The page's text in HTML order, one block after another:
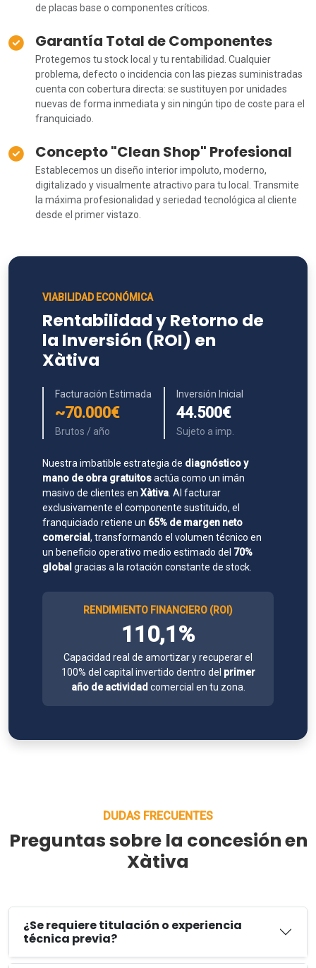
de placas base o componentes críticos.
Garantía Total de Componentes
Protegemos tu stock local y tu rentabilidad. Cualquier
problema, defecto o incidencia con las piezas suministradas
cuenta con cobertura directa: se sustituyen por unidades
nuevas de forma inmediata y sin ningún tipo de coste para el
franquiciado.
Concepto "Clean Shop" Profesional
Establecemos un diseño interior impoluto, moderno,
digitalizado y visualmente atractivo para tu local. Transmite
la máxima profesionalidad y seriedad tecnológica al cliente
desde el primer vistazo.
VIABILIDAD ECONÓMICA
Rentabilidad y Retorno de
la Inversión (ROI) en
Xàtiva
Facturación Estimada
~70.000€
Brutos / año
Inversión Inicial
44.500€
Sujeto a imp.
Nuestra imbatible estrategia de diagnóstico y
mano de obra gratuitosactúa como un imán
masivo de clientes en Xàtiva . Al facturar
exclusivamente el componente sustituido, el
franquiciado retiene un 65% de margen neto
comercial , transformando el volumen técnico en
un beneficio operativo medio estimado del 70%
global gracias a la rotación constante de stock.
RENDIMIENTO FINANCIERO (ROI)
110,1%
Capacidad real de amortizar y recuperar el
100% del capital invertido dentro del primer
año de actividad comercial en tu zona.
DUDAS FRECUENTES
Preguntas sobre la concesión en
Xàtiva
¿Se requiere titulación o experiencia
técnica previa?